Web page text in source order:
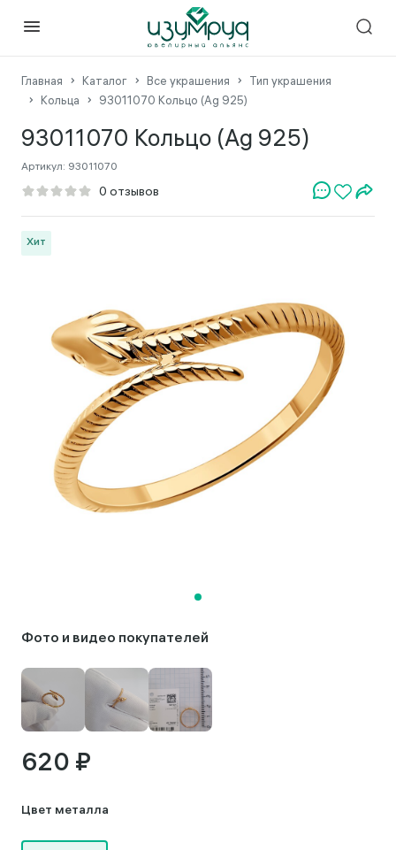
Главная Каталог Все украшения
Тип украшения
Кольца
93011070 Кольцо (Ag 925)
93011070 Кольцо (Ag 925)
Артикул: 93011070
Фото и видео покупателей
Хит
620 ₽
Цвет металла